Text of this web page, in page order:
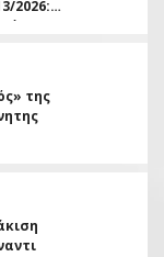
2026:
της